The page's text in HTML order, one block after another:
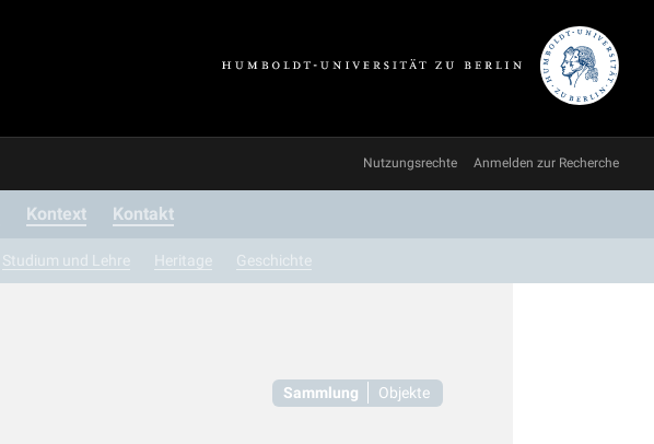
Nutzungsrechte Anmelden zur Recherche
Kontext Kontakt
Studium und Lehre Heritage Geschichte
Sammlung Objekte